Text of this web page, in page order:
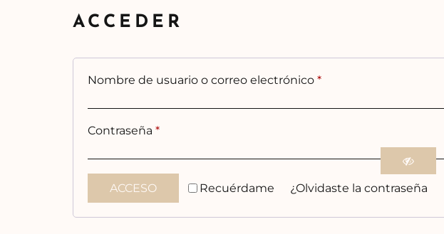
ACCEDER
Nombre de usuario o correo electrónico *Obligatorio
Contraseña *Obligatorio
Recuérdame
ACCESO ¿Olvidaste la contraseña